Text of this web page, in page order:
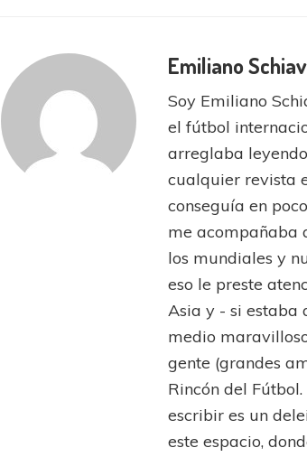
Emiliano
Soy Emiliano
el fútbol
arreglaba
cualquier revista
conseguía en
me acompañaba
los mundiales y
eso le preste
Asia y - si estaba
medio
gente (grandes
Rincón del
escribir es un
este espacio,